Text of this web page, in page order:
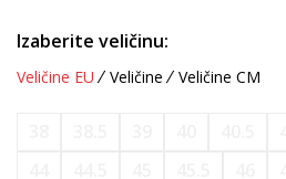
Izaberite veličinu:
Veličine EU Veličine Veličine CM